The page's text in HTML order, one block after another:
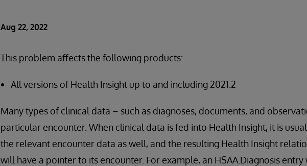
Aug 22, 2022
This problem affects the following products:
All versions of Health Insight up to and including 2021.2
Many types of clinical data – such as diagnoses, documents, and
particular encounter. When clinical data is fed into Health Insight, it is
the relevant encounter data as well, and the resulting Health Insight
will have a pointer to its encounter. For example, an HSAA.Diagnosis entry